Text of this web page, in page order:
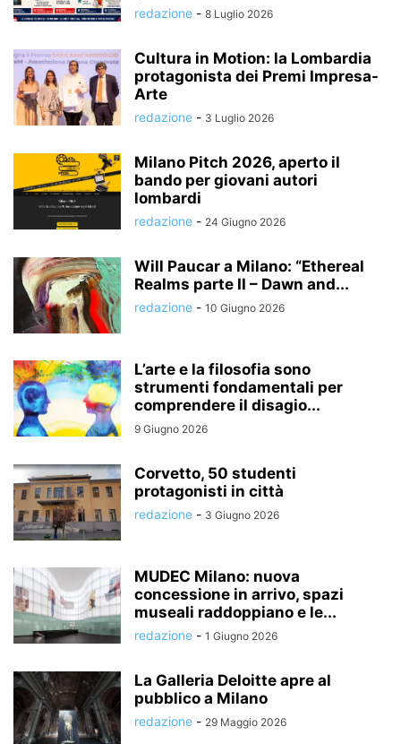
redazione - 8 Luglio 2026
Cultura in Motion: la Lombardia
protagonista dei Premi Impresa-
Arte
redazione - 3 Luglio 2026
Milano Pitch 2026, aperto il
bando per giovani autori
lombardi
redazione - 24 Giugno 2026
Will Paucar a Milano: “Ethereal
Realms parte II – Dawn and...
redazione - 10 Giugno 2026
L’arte e la filosofia sono
strumenti fondamentali per
comprendere il disagio...
9 Giugno 2026
Corvetto, 50 studenti
protagonisti in città
redazione - 3 Giugno 2026
MUDEC Milano: nuova
concessione in arrivo, spazi
museali raddoppiano e le...
redazione - 1 Giugno 2026
La Galleria Deloitte apre al
pubblico a Milano
redazione - 29 Maggio 2026